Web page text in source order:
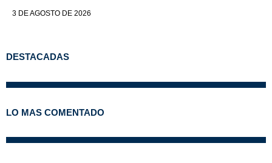
3 DE AGOSTO DE 2026
DESTACADAS
LO MAS COMENTADO